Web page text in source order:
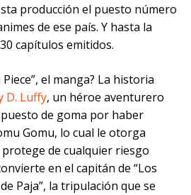
producción el puesto número
de ese país. Y hasta la
capítulos emitidos.
el manga? La historia
D. Luffy, un héroe aventurero
de goma por haber
Gomu, lo cual le otorga
de cualquier riesgo
en el capitán de “Los
Paja”, la tripulación que se